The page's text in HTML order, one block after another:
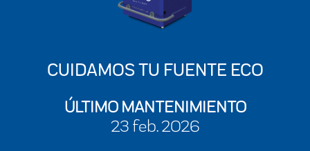
CUIDAMOS TU FUENTE ECO
ÚLTIMO MANTENIMIENTO
23 feb. 2026